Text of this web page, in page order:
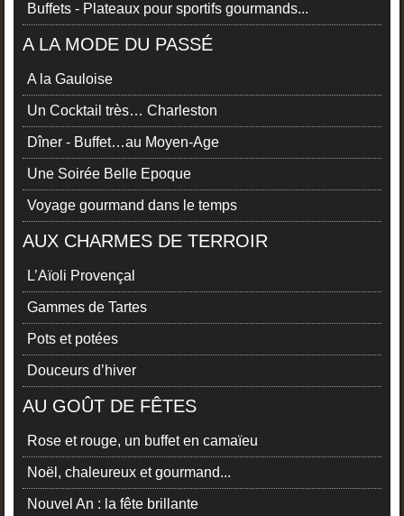
Buffets - Plateaux pour sportifs gourmands...
A LA MODE DU PASSÉ
A la Gauloise
Un Cocktail très… Charleston
Dîner - Buffet…au Moyen-Age
Une Soirée Belle Epoque
Voyage gourmand dans le temps
AUX CHARMES DE TERROIR
L’Aïoli Provençal
Gammes de Tartes
Pots et potées
Douceurs d’hiver
AU GOÛT DE FÊTES
Rose et rouge, un buffet en camaïeu
Noël, chaleureux et gourmand...
Nouvel An : la fête brillante